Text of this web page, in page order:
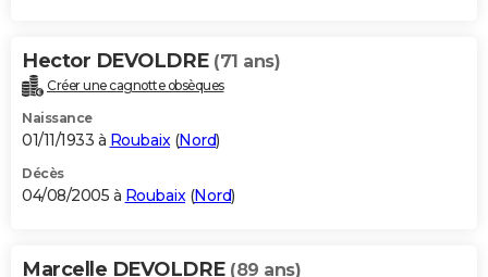
Hector DEVOLDRE (71 ans)
Créer une cagnotte obsèques
Naissance
01/11/1933 à Roubaix(Nord)
Décès
04/08/2005 à Roubaix(Nord)
Marcelle DEVOLDRE (89 ans)